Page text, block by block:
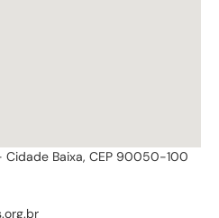
Cidade Baixa, CEP 90050-100